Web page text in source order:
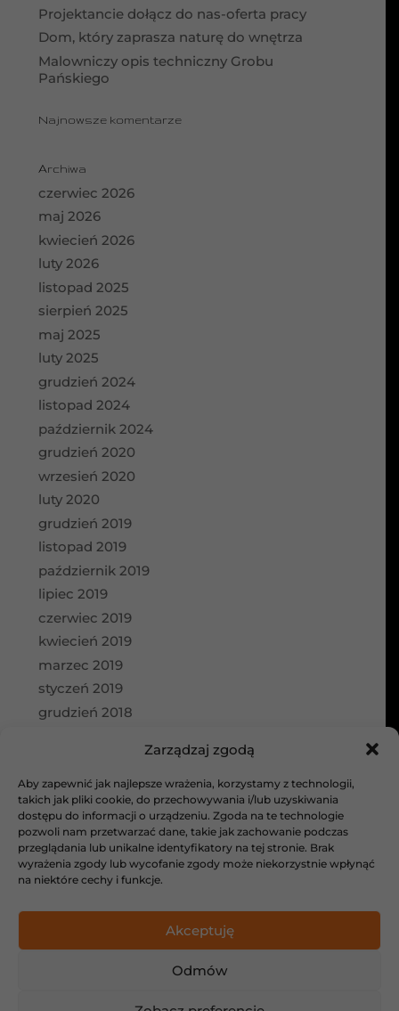
Zarządzaj zgodą
Aby zapewnić jak najlepsze wrażenia, korzystamy z technologii,
takich jak pliki cookie, do przechowywania i/lub uzyskiwania
dostępu do informacji o urządzeniu. Zgoda na te technologie
pozwoli nam przetwarzać dane, takie jak zachowanie podczas
przeglądania lub unikalne identyfikatory na tej stronie. Brak
wyrażenia zgody lub wycofanie zgody może niekorzystnie wpłynąć
na niektóre cechy i funkcje.
Akceptuję
Odmów
Projektancie dołącz do nas-oferta pracy
Dom, który zaprasza naturę do wnętrza
Malowniczy opis techniczny Grobu
Pańskiego
Najnowsze komentarze
Archiwa
czerwiec 2026
maj 2026
kwiecień 2026
luty 2026
listopad 2025
sierpień 2025
maj 2025
luty 2025
grudzień 2024
listopad 2024
październik 2024
grudzień 2020
wrzesień 2020
luty 2020
grudzień 2019
listopad 2019
październik 2019
lipiec 2019
czerwiec 2019
kwiecień 2019
marzec 2019
styczeń 2019
grudzień 2018
Kategorie
aktualności
Bez kategorii
galeria
Projekty architektoniczne
Meta